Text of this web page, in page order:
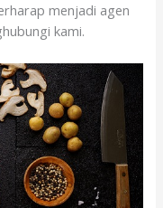
menjadi agen
kami.